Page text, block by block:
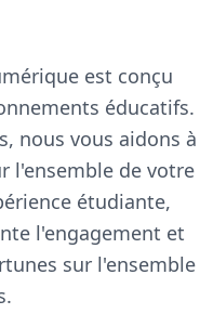
est conçu
éducatifs.
nous vous aidons à
l'ensemble de votre
étudiante,
l'engagement et
sur l'ensemble